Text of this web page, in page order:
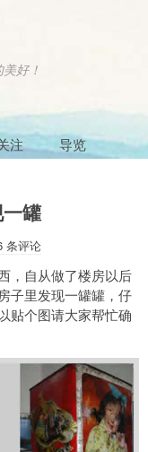
好！
注 导览
罐
条评论
，自从做了楼房以后
子里发现一罐罐，仔
贴个图请大家帮忙确